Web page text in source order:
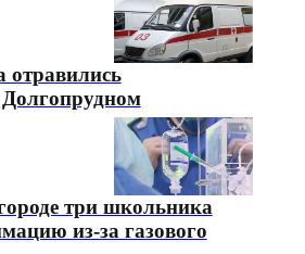
отравились
три школьника
из-за газового